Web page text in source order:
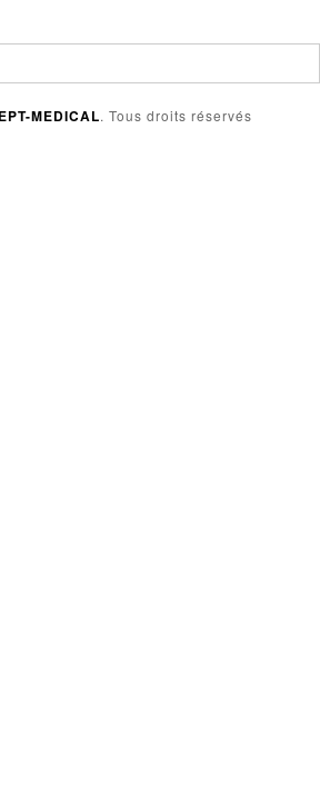
MEDICAL. Tous droits réservés